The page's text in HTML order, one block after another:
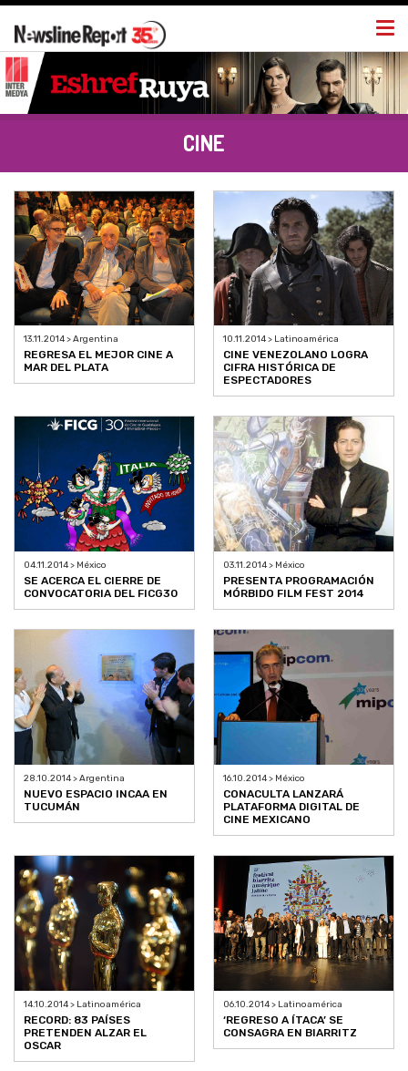
CINE
13.11.2014 > Argentina
REGRESA EL MEJOR CINE A
MAR DEL PLATA
10.11.2014 > Latinoamérica
CINE VENEZOLANO LOGRA
CIFRA HISTÓRICA DE
ESPECTADORES
04.11.2014 > México
SE ACERCA EL CIERRE DE
CONVOCATORIA DEL FICG30
03.11.2014 > México
PRESENTA PROGRAMACIÓN
MÓRBIDO FILM FEST 2014
28.10.2014 > Argentina
NUEVO ESPACIO INCAA EN
TUCUMÁN
16.10.2014 > México
CONACULTA LANZARÁ
PLATAFORMA DIGITAL DE
CINE MEXICANO
14.10.2014 > Latinoamérica
RECORD: 83 PAÍSES
PRETENDEN ALZAR EL
OSCAR
06.10.2014 > Latinoamérica
‘REGRESO A ÍTACA’ SE
CONSAGRA EN BIARRITZ